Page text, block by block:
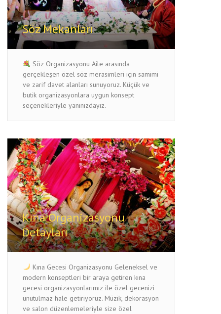
Söz Mekanları
Söz Organizasyonu Aile arasında
gerçekleşen özel söz merasimleri için samimi
ve zarif davet alanları sunuyoruz. Küçük ve
butik organizasyonlara uygun konsept
seçenekleriyle yanınızdayız.
Kına Organizasyonu
Detayları
Kına Gecesi Organizasyonu Geleneksel ve
modern konseptleri bir araya getiren kına
gecesi organizasyonlarımız ile özel gecenizi
unutulmaz hale getiriyoruz. Müzik, dekorasyon
ve salon düzenlemeleriyle size özel